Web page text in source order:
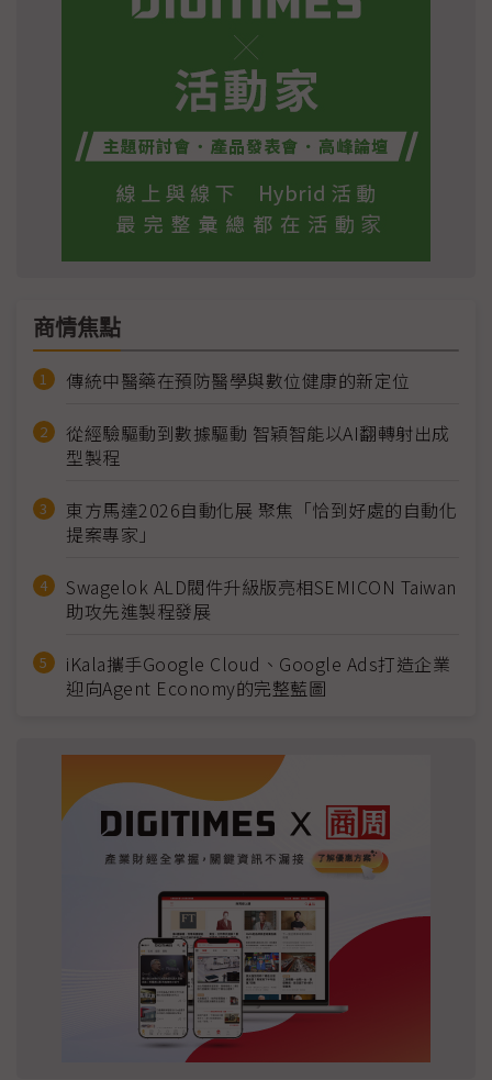
商情焦點
傳統中醫藥在預防醫學與數位健康的新定位
從經驗驅動到數據驅動 智穎智能以AI翻轉射出成
型製程
東方馬達2026自動化展 聚焦「恰到好處的自動化
提案專家」
Swagelok ALD閥件升級版亮相SEMICON Taiwan
助攻先進製程發展
iKala攜手Google Cloud、Google Ads打造企業
迎向Agent Economy的完整藍圖